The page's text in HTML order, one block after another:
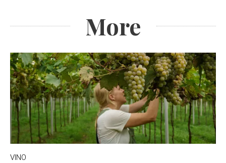
More
VINO